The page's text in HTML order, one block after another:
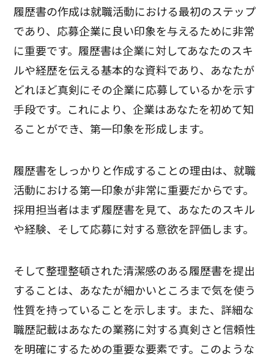
履歴書の作成は就職活動における最初のステップ
であり、応募企業に良い印象を与えるために非常
に重要です。履歴書は企業に対してあなたのスキ
ルや経歴を伝える基本的な資料であり、あなたが
どれほど真剣にその企業に応募しているかを示す
手段です。これにより、企業はあなたを初めて知
ることができ、第一印象を形成します。
履歴書をしっかりと作成することの理由は、就職
活動における第一印象が非常に重要だからです。
採用担当者はまず履歴書を見て、あなたのスキル
や経験、そして応募に対する意欲を評価します。
そして整理整頓された清潔感のある履歴書を提出
することは、あなたが細かいところまで気を使う
性質を持っていることを示します。また、詳細な
職歴記載はあなたの業務に対する真剣さと信頼性
を明確にするための重要な要素です。このような